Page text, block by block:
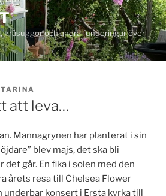
gråsuggor och andra funderingar över
att leva…
Mannagrynen har planterat i sin
blev majs, det ska bli
det går. En fika i solen med den
årets resa till Chelsea Flower
underbar konsert i Ersta kyrka till